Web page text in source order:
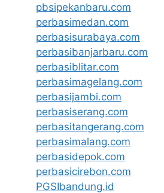
pbsipekanbaru.com
perbasimedan.com
perbasisurabaya.com
perbasibanjarbaru.com
perbasiblitar.com
perbasimagelang.com
perbasijambi.com
perbasiserang.com
perbasitangerang.com
perbasimalang.com
perbasidepok.com
perbasicirebon.com
PGSIbandung.id